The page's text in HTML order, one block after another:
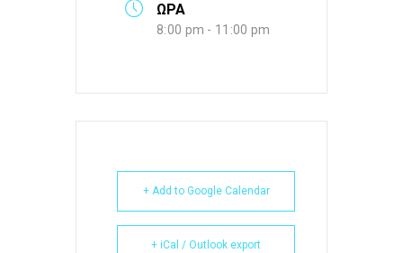
ΩΡΑ
8:00 pm - 11:00 pm
+ Add to Google Calendar
+ iCal / Outlook export